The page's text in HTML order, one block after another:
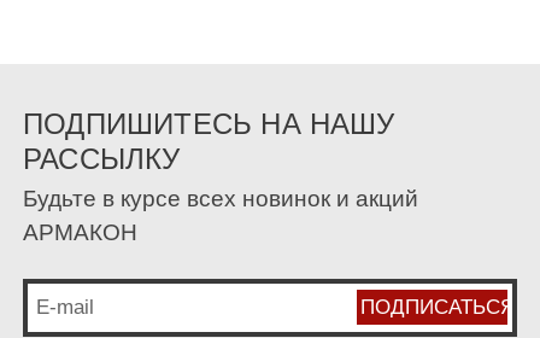
ПОДПИШИТЕСЬ НА НАШУ
РАССЫЛКУ
Будьте в курсе всех новинок и акций
АРМАКОН